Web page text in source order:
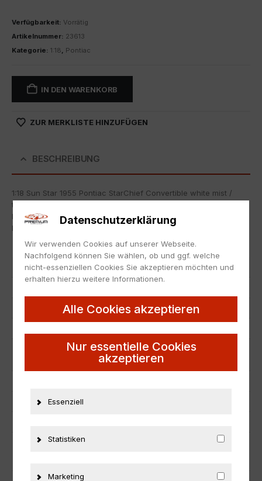
Verfügbarkeit: Vorrätig
Artikelnummer: 23613
Kategorie: 1:18 Pontiac
IN DEN WARENKORB
ZUR MERKLISTE HINZUFÜGEN
BESCHREIBUNG
1:18 Sun Star 1955 Pontiac StarChief Convertible white mist /
turquoise blue poly
Neuware aus Altbestand, die Originalverpackung weist
Lagerspuren auf/ kann beschädigt sein.
Artikelnummer 23613
Sun Star
Neu: Sonstige (Siehe
Artikelbeschreibung)
Material
Datenschutzerklärung
Wir verwenden Cookies auf unserer Webseite.
Nachfolgend können Sie wählen, ob und ggf. welche
nicht-essenziellen Cookies Sie akzeptieren möchten und
erhalten hierzu weitere Informationen.
Alle Cookies akzeptieren
Nur essentielle Cookies
akzeptieren
Essenziell
Statistiken
Marketing